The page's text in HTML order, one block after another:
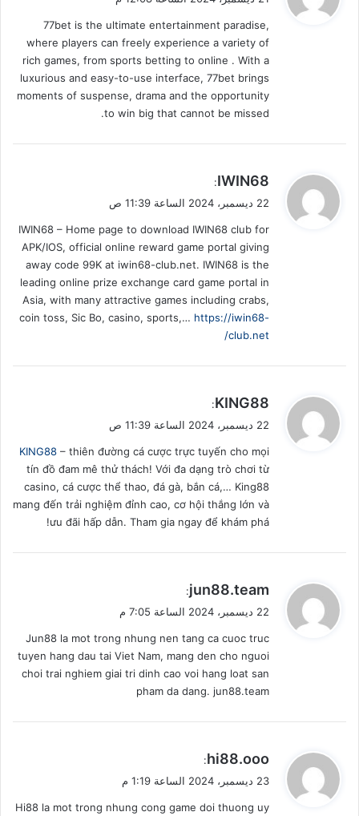
ل
77bet is the ultimate entertainment paradise,
where players can freely experience a variety of
rich games, from sports betting to online . With a
luxurious and easy-to-use interface, 77bet brings
moments of suspense, drama and the opportunity
to win big that cannot be missed.
ي
ل
IWIN68
:
22 ديسمبر، 2024 الساعة 11:39 ص
IWIN68 – Home page to download IWIN68 club for
APK/IOS, official online reward game portal giving
away code 99K at iwin68-club.net. IWIN68 is the
leading online prize exchange card game portal in
Asia, with many attractive games including crabs,
coin toss, Sic Bo, casino, sports,… https://iwin68-
club.net/
ي
ل
KING88
:
22 ديسمبر، 2024 الساعة 11:39 ص
KING88 – thiên đường cá cược trực tuyến cho mọi
tín đồ đam mê thử thách! Với đa dạng trò chơi từ
casino, cá cược thể thao, đá gà, bắn cá,… King88
mang đến trải nghiệm đỉnh cao, cơ hội thắng lớn và
ưu đãi hấp dẫn. Tham gia ngay để khám phá!
ي
ل
jun88.team
:
22 ديسمبر، 2024 الساعة 7:05 م
Jun88 la mot trong nhung nen tang ca cuoc truc
tuyen hang dau tai Viet Nam, mang den cho nguoi
choi trai nghiem giai tri dinh cao voi hang loat san
pham da dang. jun88.team
ي
ل
hi88.ooo
:
23 ديسمبر، 2024 الساعة 1:19 م
Hi88 la mot trong nhung cong game doi thuong uy